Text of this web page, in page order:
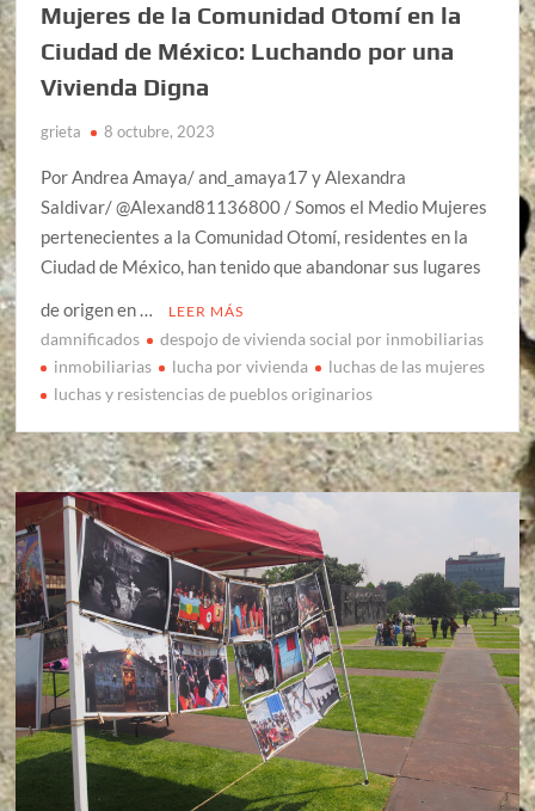
Mujeres de la Comunidad Otomí en la
Ciudad de México: Luchando por una
Vivienda Digna
grieta 8 octubre, 2023
Por Andrea Amaya/ and_amaya17 y Alexandra
Saldivar/ @Alexand81136800 / Somos el Medio Mujeres
pertenecientes a la Comunidad Otomí, residentes en la
Ciudad de México, han tenido que abandonar sus lugares
de origen en …
LEER MÁS
damnificados
despojo de vivienda social por inmobiliarias
inmobiliarias
lucha por vivienda
luchas de las mujeres
luchas y resistencias de pueblos originarios